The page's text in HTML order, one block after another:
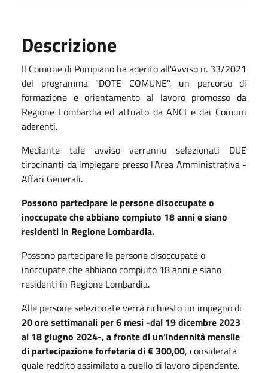
Descrizione
Il Comune di Pompiano ha aderito all'Avviso n. 33/2021
del programma "DOTE COMUNE", un percorso di
formazione e orientamento al lavoro promosso da
Regione Lombardia ed attuato da ANCI e dai Comuni
aderenti.
Mediante tale avviso verranno selezionati DUE
tirocinanti da impiegare presso l'Area Amministrativa -
Affari Generali.
Possono partecipare le persone disoccupate o
inoccupate che abbiano compiuto 18 anni e siano
residenti in Regione Lombardia.
Possono partecipare le persone disoccupate o
inoccupate che abbiano compiuto 18 anni e siano
residenti in Regione Lombardia.
Alle persone selezionate verrà richiesto un impegno di
20 ore settimanali per 6 mesi -dal 19 dicembre 2023
al 18 giugno 2024-, a fronte di un’indennità mensile
di partecipazione forfetaria di € 300,00, considerata
quale reddito assimilato a quello di lavoro dipendente.